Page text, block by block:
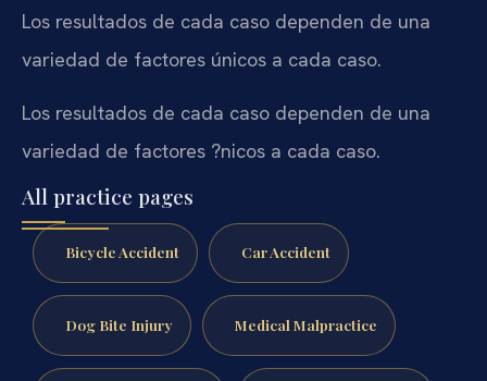
Los resultados de cada caso dependen de una
variedad de factores únicos a cada caso.
Los resultados de cada caso dependen de una
variedad de factores ?nicos a cada caso.
All practice pages
Bicycle Accident Car Accident
Dog Bite Injury Medical Malpractice